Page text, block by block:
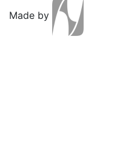
Made by